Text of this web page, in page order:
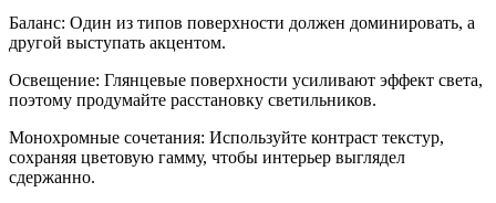
Баланс: Один из типов поверхности должен доминировать, а
другой выступать акцентом.
Освещение: Глянцевые поверхности усиливают эффект света,
поэтому продумайте расстановку светильников.
Монохромные сочетания: Используйте контраст текстур,
сохраняя цветовую гамму, чтобы интерьер выглядел
сдержанно.